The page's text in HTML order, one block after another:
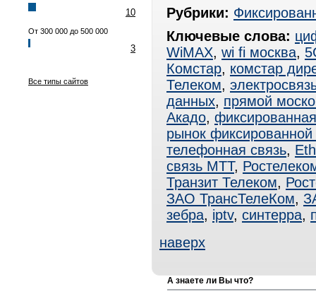
10
От 300 000 до 500 000
3
Все типы сайтов
Рубрики:
Ключевые слова:
WiMAX, wi fi москва,
Комстар, комстар
Телеком,
данных, прямой
Акадо,
рынок фиксированной
телефонная связь,
связь МТТ,
Транзит Телеком,
ЗАО ТрансТелеКом,
зебра, iptv, синтерра,
наверх
А знаете ли Вы что?